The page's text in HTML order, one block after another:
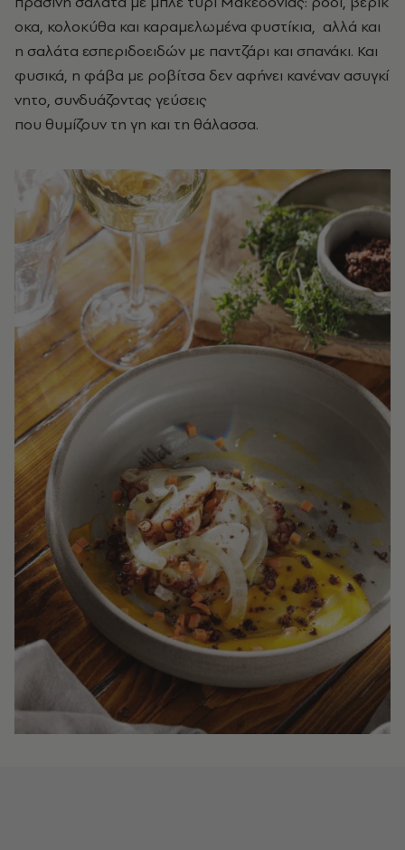
οκα, κολοκύθα και καραμελωμένα φυστίκια, αλλά και
η σαλάτα εσπεριδοειδών με παντζάρι και σπανάκι. Και
φυσικά, η φάβα με ροβίτσα δεν αφήνει κανέναν ασυγκί
νητο, συνδυάζοντας γεύσεις
που θυμίζουν τη γη και τη θάλασσα.